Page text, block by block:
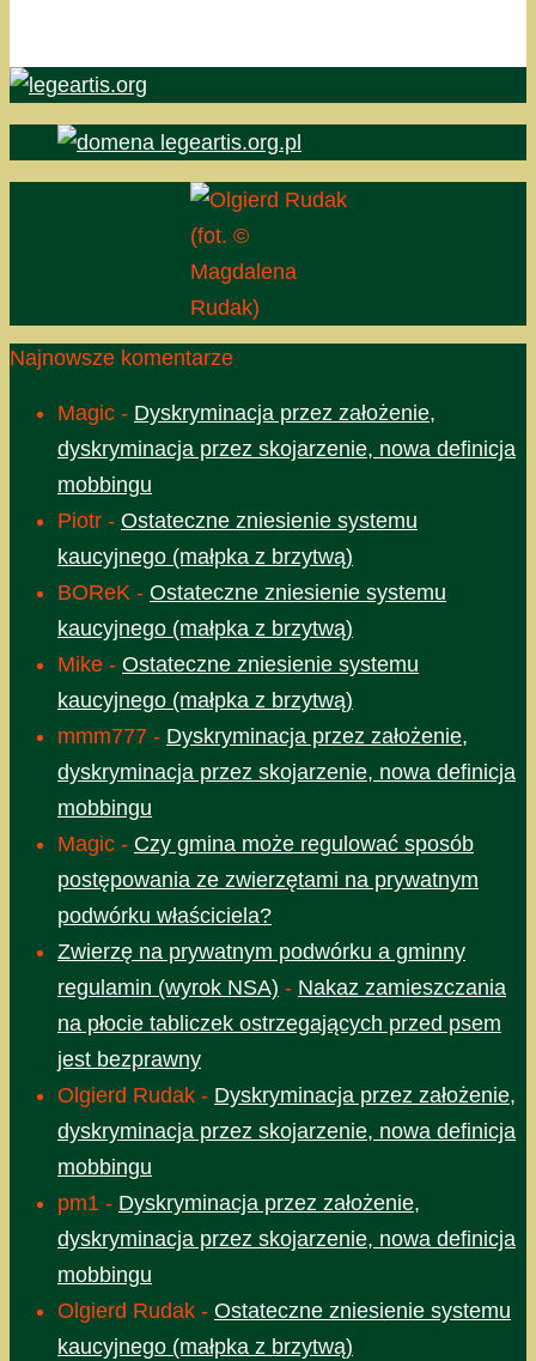
(fot. ©
Magdalena
Rudak)
Najnowsze komentarze
Magic - Dyskryminacja przez założenie,
dyskryminacja przez skojarzenie, nowa definicja
mobbingu
Piotr - Ostateczne zniesienie systemu
kaucyjnego (małpka z brzytwą)
BOReK - Ostateczne zniesienie systemu
kaucyjnego (małpka z brzytwą)
Mike - Ostateczne zniesienie systemu
kaucyjnego (małpka z brzytwą)
mmm777 - Dyskryminacja przez założenie,
dyskryminacja przez skojarzenie, nowa definicja
mobbingu
Magic - Czy gmina może regulować sposób
postępowania ze zwierzętami na prywatnym
podwórku właściciela?
Zwierzę na prywatnym podwórku a gminny
regulamin (wyrok NSA) - Nakaz zamieszczania
na płocie tabliczek ostrzegających przed psem
jest bezprawny
Olgierd Rudak - Dyskryminacja przez założenie,
dyskryminacja przez skojarzenie, nowa definicja
mobbingu
pm1 - Dyskryminacja przez założenie,
dyskryminacja przez skojarzenie, nowa definicja
mobbingu
Olgierd Rudak - Ostateczne zniesienie systemu
kaucyjnego (małpka z brzytwą)